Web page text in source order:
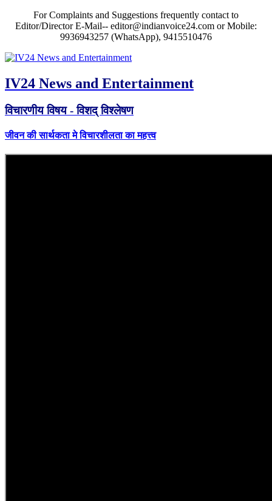
For Complaints and Suggestions frequently contact to
Editor/Director E-Mail-- editor@indianvoice24.com or Mobile:
9936943257 (WhatsApp), 9415510476
IV24 News and Entertainment
विचारणीय विषय - विशद् विश्लेषण
जीवन की सार्थकता मे विचारशीलता का महत्त्व